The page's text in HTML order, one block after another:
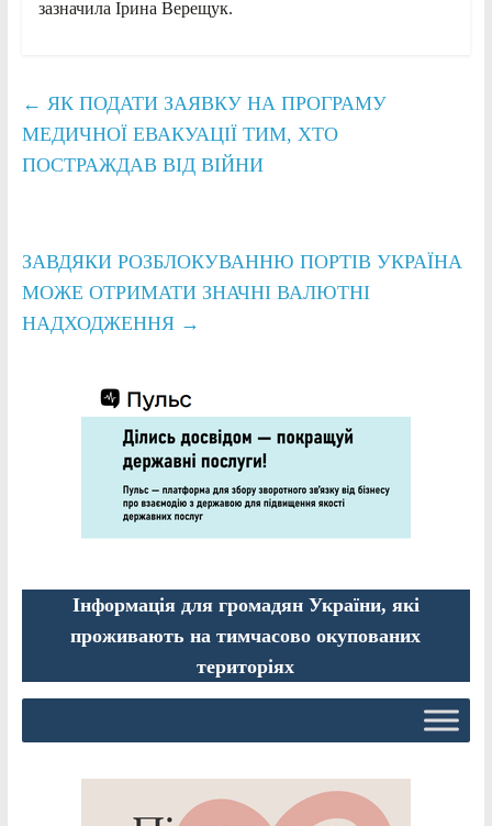
зазначила Ірина Верещук.
← ЯК ПОДАТИ ЗАЯВКУ НА ПРОГРАМУ
МЕДИЧНОЇ ЕВАКУАЦІЇ ТИМ, ХТО
ПОСТРАЖДАВ ВІД ВІЙНИ
ЗАВДЯКИ РОЗБЛОКУВАННЮ ПОРТІВ УКРАЇНА
МОЖЕ ОТРИМАТИ ЗНАЧНІ ВАЛЮТНІ
НАДХОДЖЕННЯ →
Інформація для громадян України, які
проживають на тимчасово окупованих
територіях